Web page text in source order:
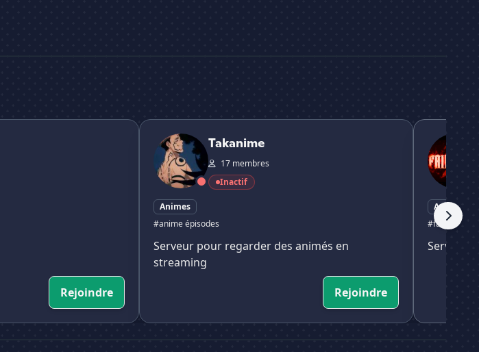
Rejoindre
Takanime
Takanime
17 membres
Inactif
Animes
#anime épisodes
Serveur pour regarder des animés en
streaming
Rejoindre
Fairy Tail - FR
Animes
#fairy
#tail
Serveur